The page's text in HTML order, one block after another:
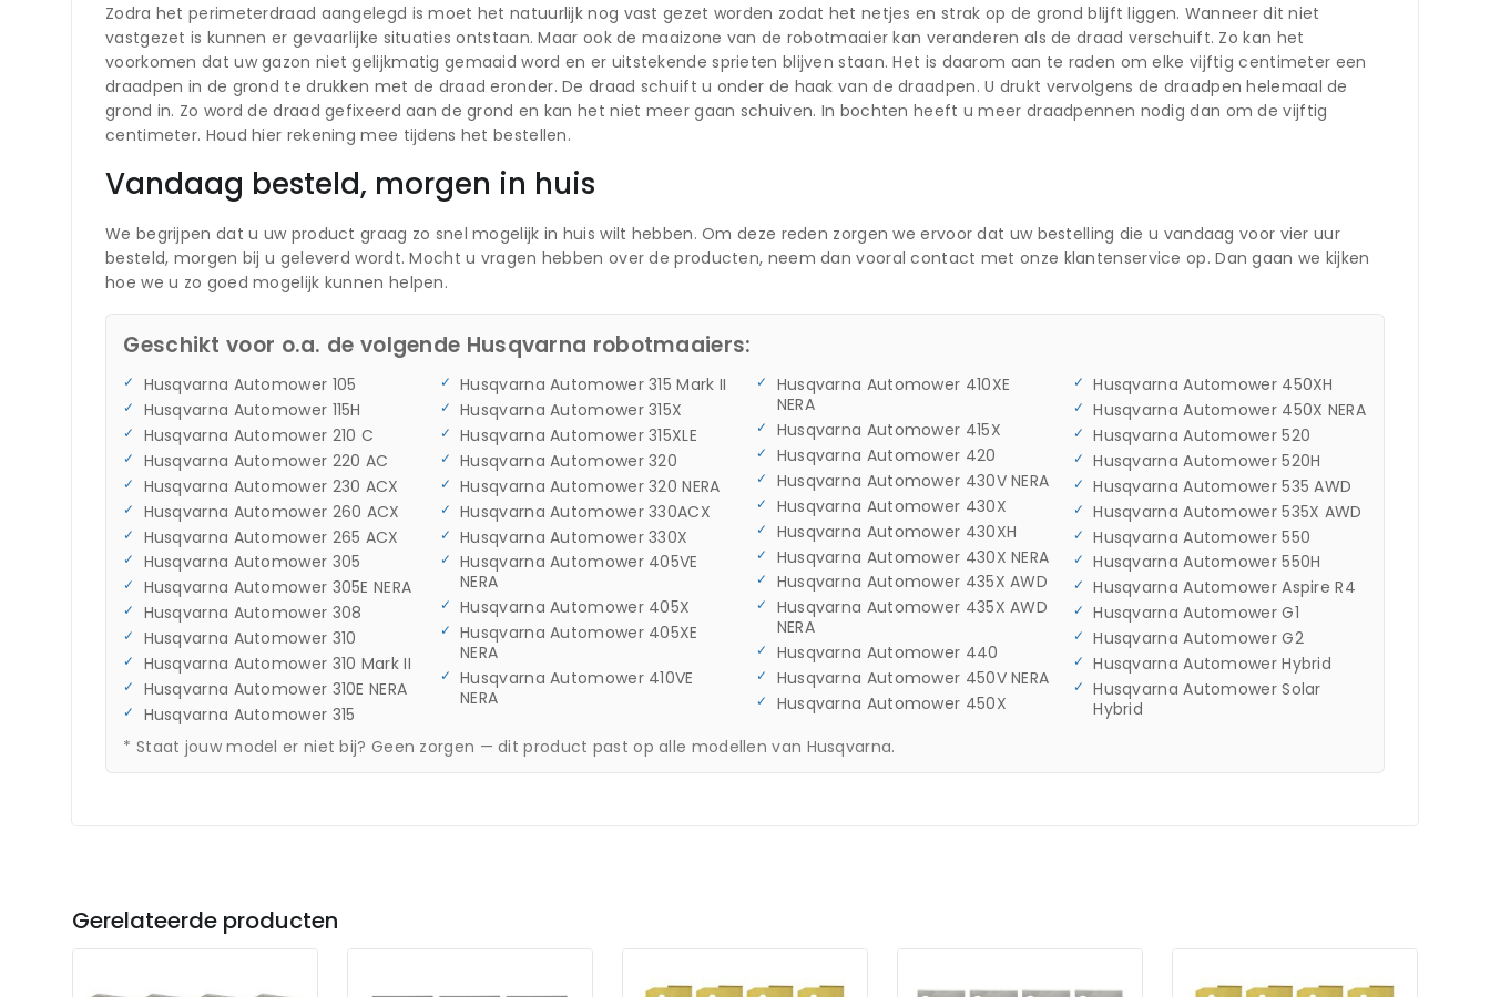
Zodra het perimeterdraad aangelegd is moet het natuurlijk nog vast gezet worden zodat het netjes en strak op de grond blijft liggen. Wanneer dit niet
vastgezet is kunnen er gevaarlijke situaties ontstaan. Maar ook de maaizone van de robotmaaier kan veranderen als de draad verschuift. Zo kan het
voorkomen dat uw gazon niet gelijkmatig gemaaid word en er uitstekende sprieten blijven staan. Het is daarom aan te raden om elke vijftig centimeter een
draadpen in de grond te drukken met de draad eronder. De draad schuift u onder de haak van de draadpen. U drukt vervolgens de draadpen helemaal de
grond in. Zo word de draad gefixeerd aan de grond en kan het niet meer gaan schuiven. In bochten heeft u meer draadpennen nodig dan om de vijftig
centimeter. Houd hier rekening mee tijdens het bestellen.
Vandaag besteld, morgen in huis
We begrijpen dat u uw product graag zo snel mogelijk in huis wilt hebben. Om deze reden zorgen we ervoor dat uw bestelling die u vandaag voor vier uur
besteld, morgen bij u geleverd wordt. Mocht u vragen hebben over de producten, neem dan vooral contact met onze klantenservice op. Dan gaan we kijken
hoe we u zo goed mogelijk kunnen helpen.
Geschikt voor o.a. de volgende Husqvarna robotmaaiers:
Husqvarna Automower 105
Husqvarna Automower 115H
Husqvarna Automower 210 C
Husqvarna Automower 220 AC
Husqvarna Automower 230 ACX
Husqvarna Automower 260 ACX
Husqvarna Automower 265 ACX
Husqvarna Automower 305
Husqvarna Automower 305E NERA
Husqvarna Automower 308
Husqvarna Automower 310
Husqvarna Automower 310 Mark II
Husqvarna Automower 310E NERA
Husqvarna Automower 315
Husqvarna Automower 315 Mark II
Husqvarna Automower 315X
Husqvarna Automower 315XLE
Husqvarna Automower 320
Husqvarna Automower 320 NERA
Husqvarna Automower 330ACX
Husqvarna Automower 330X
Husqvarna Automower 405VE
NERA
Husqvarna Automower 405X
Husqvarna Automower 405XE
NERA
Husqvarna Automower 410VE
NERA
Husqvarna Automower 410XE
NERA
Husqvarna Automower 415X
Husqvarna Automower 420
Husqvarna Automower 430V NERA
Husqvarna Automower 430X
Husqvarna Automower 430XH
Husqvarna Automower 430X NERA
Husqvarna Automower 435X AWD
Husqvarna Automower 435X AWD
NERA
Husqvarna Automower 440
Husqvarna Automower 450V NERA
Husqvarna Automower 450X
Husqvarna Automower 450XH
Husqvarna Automower 450X NERA
Husqvarna Automower 520
Husqvarna Automower 520H
Husqvarna Automower 535 AWD
Husqvarna Automower 535X AWD
Husqvarna Automower 550
Husqvarna Automower 550H
Husqvarna Automower Aspire R4
Husqvarna Automower G1
Husqvarna Automower G2
Husqvarna Automower Hybrid
Husqvarna Automower Solar
Hybrid
* Staat jouw model er niet bij? Geen zorgen — dit product past op alle modellen van Husqvarna.
Gerelateerde producten